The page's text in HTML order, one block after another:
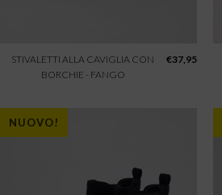
STIVALETTI ALLA CAVIGLIA CON
BORCHIE - FANGO
€37,95
NUOVO!